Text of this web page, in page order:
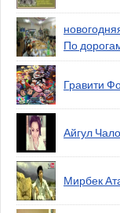
По
Гравити
Айгул
Мирбек